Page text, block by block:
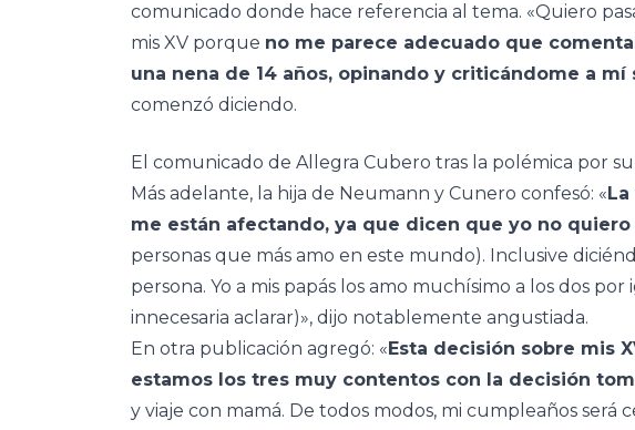
comunicado donde hace referencia al tema. «Quiero
mis XV porque no me parece adecuado que
una nena de 14 años, opinando y criticándome a mí
comenzó diciendo.
El comunicado de Allegra Cubero tras la polémica por su
Más adelante, la hija de Neumann y Cunero confesó: «
me están afectando, ya que dicen que yo no quiero
personas que más amo en este mundo). Inclusive
persona. Yo a mis papás los amo muchísimo a los dos
innecesaria aclarar)», dijo notablemente angustiada.
En otra publicación agregó: «Esta decisión sobre mis
estamos los tres muy contentos con la decisión
y viaje con mamá. De todos modos, mi cumpleaños será